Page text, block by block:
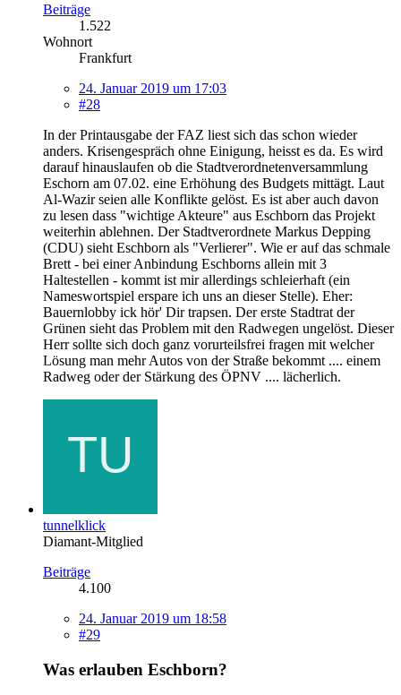
Beiträge
1.522
Wohnort
Frankfurt
24. Januar 2019 um 17:03
#28
In der Printausgabe der FAZ liest sich das schon wieder
anders. Krisengespräch ohne Einigung, heisst es da. Es wird
darauf hinauslaufen ob die Stadtverordnetenversammlung
Eschorn am 07.02. eine Erhöhung des Budgets mittägt. Laut
Al-Wazir seien alle Konflikte gelöst. Es ist aber auch davon
zu lesen dass "wichtige Akteure" aus Eschborn das Projekt
weiterhin ablehnen. Der Stadtverordnete Markus Depping
(CDU) sieht Eschborn als "Verlierer". Wie er auf das schmale
Brett - bei einer Anbindung Eschborns allein mit 3
Haltestellen - kommt ist mir allerdings schleierhaft (ein
Nameswortspiel erspare ich uns an dieser Stelle). Eher:
Bauernlobby ick hör' Dir trapsen. Der erste Stadtrat der
Grünen sieht das Problem mit den Radwegen ungelöst. Dieser
Herr sollte sich doch ganz vorurteilsfrei fragen mit welcher
Lösung man mehr Autos von der Straße bekommt .... einem
Radweg oder der Stärkung des ÖPNV .... lächerlich.
tunnelklick
Diamant-Mitglied
Beiträge
4.100
24. Januar 2019 um 18:58
#29
Was erlauben Eschborn?